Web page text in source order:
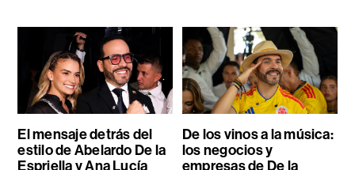
El mensaje detrás del
estilo de Abelardo De la
Espriella y Ana Lucía
De los vinos a la música:
los negocios y
empresas de De la